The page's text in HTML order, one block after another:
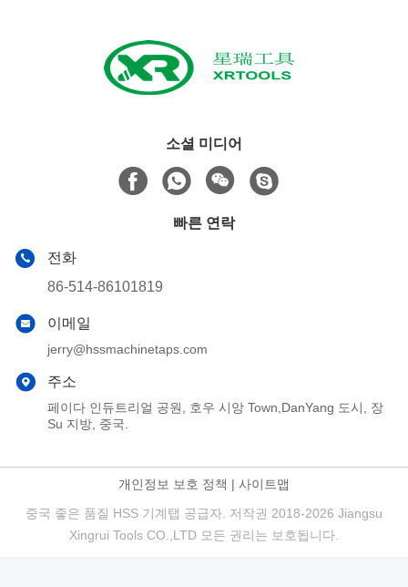
소셜 미디어
빠른 연락
전화
86-514-86101819
이메일
jerry@hssmachinetaps.com
주소
페이다 인듀트리얼 공원, 호우 시앙 Town,DanYang 도시, 장
Su 지방, 중국.
개인정보 보호 정책 | 사이트맵
중국 좋은 품질 HSS 기계탭 공급자. 저작권 2018-2026 Jiangsu
Xingrui Tools CO.,LTD 모든 권리는 보호됩니다.